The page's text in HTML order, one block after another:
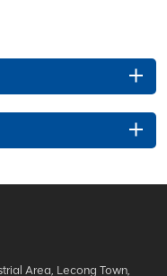
Area, Lecong Town,